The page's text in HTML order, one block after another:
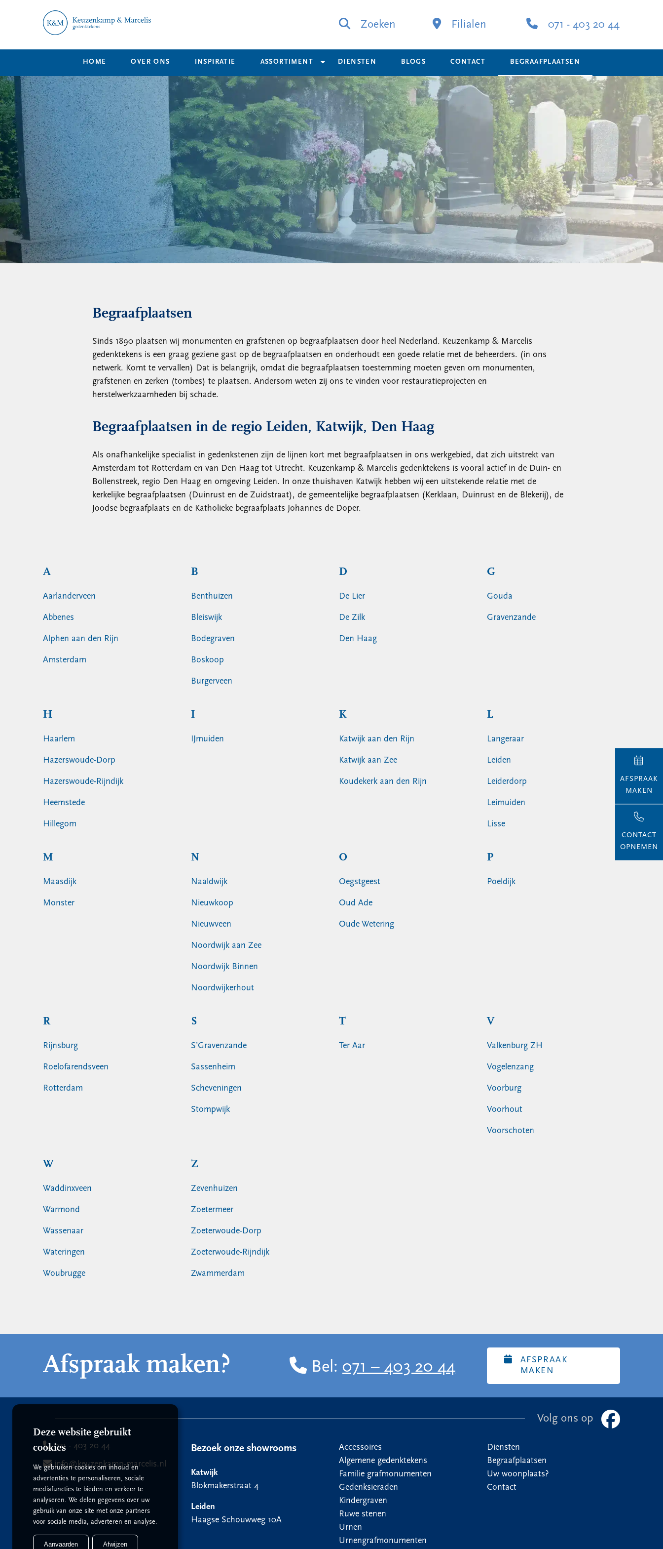
Zoeken Filialen 071 - 403 20 44
HOME OVER ONS INSPIRATIE ASSORTIMENT DIENSTEN BLOGS CONTACT BEGRAAFPLAATSEN
Begraafplaatsen
Sinds 1890 plaatsen wij monumenten en grafstenen op begraafplaatsen door heel Nederland. Keuzenkamp & Marcelis
gedenktekens is een graag geziene gast op de begraafplaatsen en onderhoudt een goede relatie met de beheerders. (in ons
netwerk. Komt te vervallen) Dat is belangrijk, omdat die begraafplaatsen toestemming moeten geven om monumenten,
grafstenen en zerken (tombes) te plaatsen. Andersom weten zij ons te vinden voor restauratieprojecten en
herstelwerkzaamheden bij schade.
Begraafplaatsen in de regio Leiden, Katwijk, Den Haag
Als onafhankelijke specialist in gedenkstenen zijn de lijnen kort met begraafplaatsen in ons werkgebied, dat zich uitstrekt van
Amsterdam tot Rotterdam en van Den Haag tot Utrecht. Keuzenkamp & Marcelis gedenktekens is vooral actief in de Duin- en
Bollenstreek, regio Den Haag en omgeving Leiden. In onze thuishaven Katwijk hebben wij een uitstekende relatie met de
kerkelijke begraafplaatsen (Duinrust en de Zuidstraat), de gemeentelijke begraafplaatsen (Kerklaan, Duinrust en de Blekerij), de
Joodse begraafplaats en de Katholieke begraafplaats Johannes de Doper.
A
Aarlanderveen
Abbenes
Alphen aan den Rijn
Amsterdam
B
Benthuizen
Bleiswijk
Bodegraven
Boskoop
Burgerveen
D
De Lier
De Zilk
Den Haag
G
Gouda
Gravenzande
H
Haarlem
Hazerswoude-Dorp
Hazerswoude-Rijndijk
Heemstede
Hillegom
I
IJmuiden
K
Katwijk aan den Rijn
Katwijk aan Zee
Koudekerk aan den Rijn
L
Langeraar
Leiden
Leiderdorp
Leimuiden
Lisse
M
Maasdijk
Monster
N
Naaldwijk
Nieuwkoop
Nieuwveen
Noordwijk aan Zee
Noordwijk Binnen
Noordwijkerhout
O
Oegstgeest
Oud Ade
Oude Wetering
P
Poeldijk
R
Rijnsburg
Roelofarendsveen
Rotterdam
S
S’Gravenzande
Sassenheim
Scheveningen
Stompwijk
T
Ter Aar
V
Valkenburg ZH
Vogelenzang
Voorburg
Voorhout
Voorschoten
W
Waddinxveen
Warmond
Wassenaar
Wateringen
Woubrugge
Z
Zevenhuizen
Zoetermeer
Zoeterwoude-Dorp
Zoeterwoude-Rijndijk
Zwammerdam
AFSPRAAK
MAKEN
CONTACT
OPNEMEN
Afspraak maken? Bel: 071 – 403 20 44
AFSPRAAK
MAKEN
Volg ons op
071 - 403 20 44
info@keuzenkamp-marcelis.nl
Bezoek onze showrooms
Katwijk
Blokmakerstraat 4
Leiden
Haagse Schouwweg 10A
Accessoires
Algemene gedenktekens
Familie grafmonumenten
Gedenksieraden
Kindergraven
Ruwe stenen
Urnen
Urnengrafmonumenten
Diensten
Begraafplaatsen
Uw woonplaats?
Contact
Deze website gebruikt
cookies
We gebruiken cookies om inhoud en
advertenties te personaliseren, sociale
mediafuncties te bieden en verkeer te
analyseren. We delen gegevens over uw
gebruik van onze site met onze partners
voor sociale media, adverteren en analyse.
Aanvaarden Afwijzen